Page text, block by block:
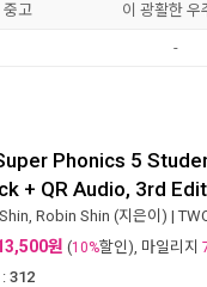
중고 이 광활한 우
-
Phonics 5
+ QR Audio, 3rd
Robin Shin (지은이) |
원 (10%할인), 마일리지
312